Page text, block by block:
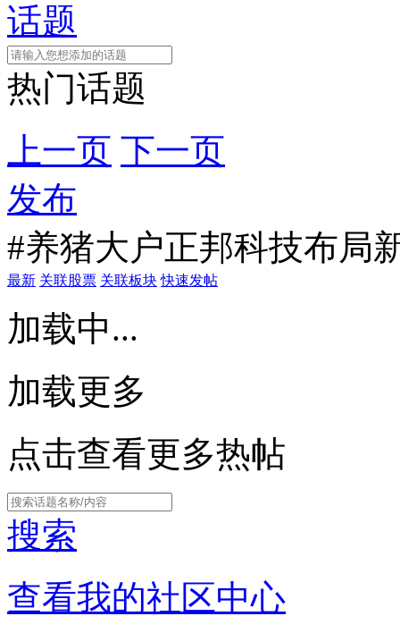
话题
热门话题
上一页 下一页
发布
#养猪大户正邦科技布局
最新 关联股票 关联板块 快速发帖
加载中...
加载更多
点击查看更多热帖
搜索
查看我的社区中心